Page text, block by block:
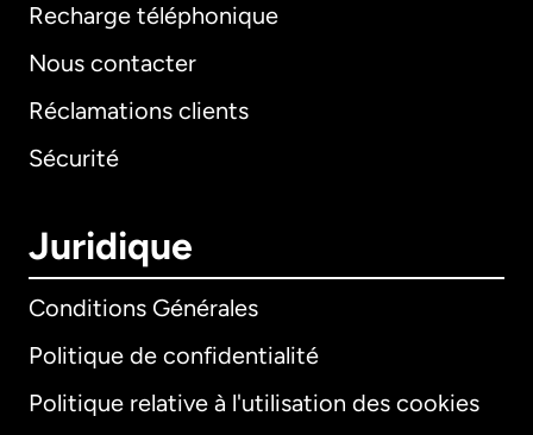
Recharge téléphonique
Nous contacter
Réclamations clients
Sécurité
Juridique
Conditions Générales
Politique de confidentialité
Politique relative à l'utilisation des cookies